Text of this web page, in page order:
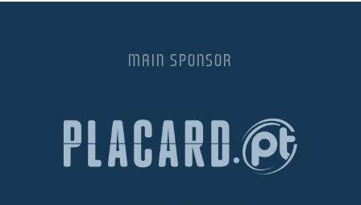
MAIN SPONSOR